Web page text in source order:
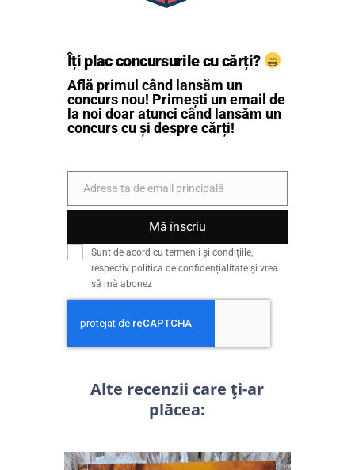
Îți plac concursurile cu cărți?
Află primul când lansăm un
concurs nou! Primești un email de
la noi doar atunci când lansăm un
concurs cu și despre cărți!
Email
Adresa ta de email principală
Mă înscriu
Sunt de acord cu termenii și condițiile,
respectiv politica de confidențialitate și vrea
să mă abonez
Alte recenzii care ți-ar
plăcea: